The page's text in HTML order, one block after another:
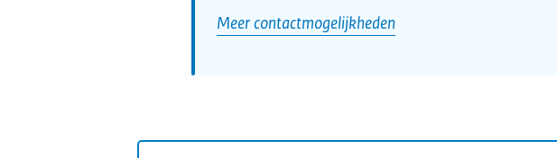
Meer contactmogelijkheden